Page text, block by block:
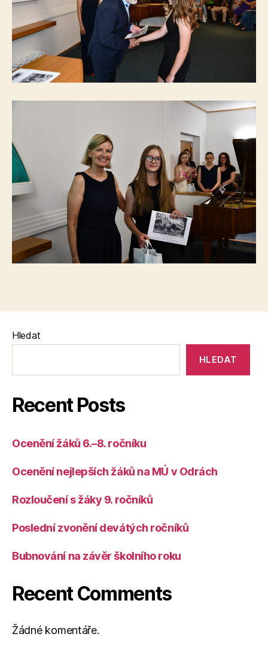
Hledat
HLEDAT
Recent Posts
Ocenění žáků 6.–8. ročníku
Ocenění nejlepších žáků na MÚ v Odrách
Rozloučení s žáky 9. ročníků
Poslední zvonění devátých ročníků
Bubnování na závěr školního roku
Recent Comments
Žádné komentáře.